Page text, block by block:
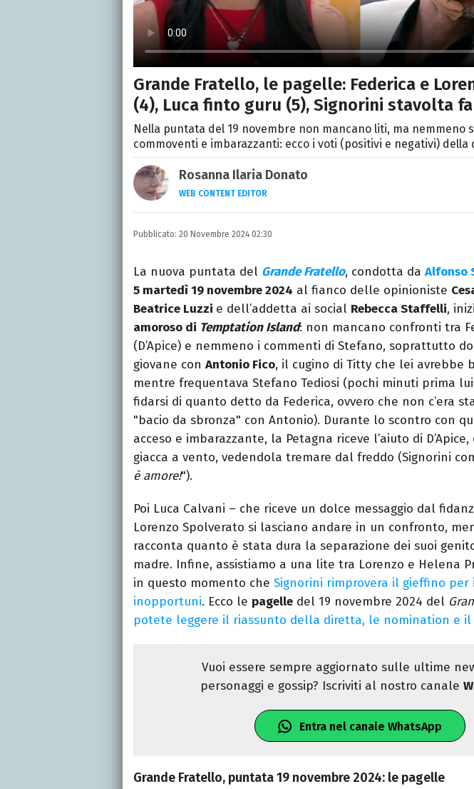
Grande Fratello, le pagelle: Federica e
(4), Luca finto guru (5), Signorini stavolta
Nella puntata del 19 novembre non mancano liti, ma nemmeno
commoventi e imbarazzanti: ecco i voti (positivi e negativi) della
Rosanna Ilaria Donato
WEB CONTENT EDITOR
Laureata in Linguaggi dei Media, mi dedico al
dell’intrattenimento da 10 anni. Ho lavorato come
Pubblicato: 20 Novembre 2024 02:30
La nuova puntata del Grande Fratello, condotta da Alfonso
5 martedì 19 novembre 2024 al fianco delle opinioniste
Beatrice Luzzi e dell’addetta ai social Rebecca Staffelli,
amoroso di Temptation Island: non mancano confronti tra
(D’Apice) e nemmeno i commenti di Stefano, soprattutto
giovane con Antonio Fico, il cugino di Titty che lei avrebbe
mentre frequentava Stefano Tediosi (pochi minuti prima
fidarsi di quanto detto da Federica, ovvero che non c’era
"bacio da sbronza" con Antonio). Durante lo scontro con
acceso e imbarazzante, la Petagna riceve l’aiuto di
giacca a vento, vedendola tremare dal freddo (Signorini
è amore!").
Poi Luca Calvani – che riceve un dolce messaggio dal
Lorenzo Spolverato si lasciano andare in un confronto,
racconta quanto è stata dura la separazione dei suoi
madre. Infine, assistiamo a una lite tra Lorenzo e Helena
in questo momento che Signorini rimprovera il gieffino per
inopportuni. Ecco le pagelle del 19 novembre 2024 del
potete leggere il riassunto della diretta, le nomination e
Vuoi essere sempre aggiornato sulle ultime
personaggi e gossip? Iscriviti al nostro canale
Entra nel canale WhatsApp
Grande Fratello, puntata 19 novembre 2024: le pagelle